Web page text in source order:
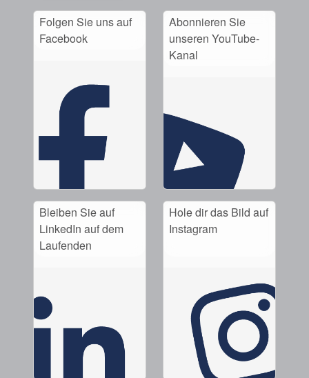
Folgen Sie uns auf
Facebook
Abonnieren Sie
unseren YouTube-
Kanal
Bleiben Sie auf
LinkedIn auf dem
Laufenden
Hole dir das Bild auf
Instagram